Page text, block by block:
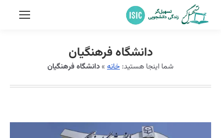
دانشگاه فرهنگیان
شما اینجا هستید: خانه »دانشگاه فرهنگیان